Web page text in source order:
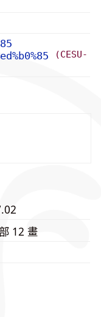
(CESU-
12 畫